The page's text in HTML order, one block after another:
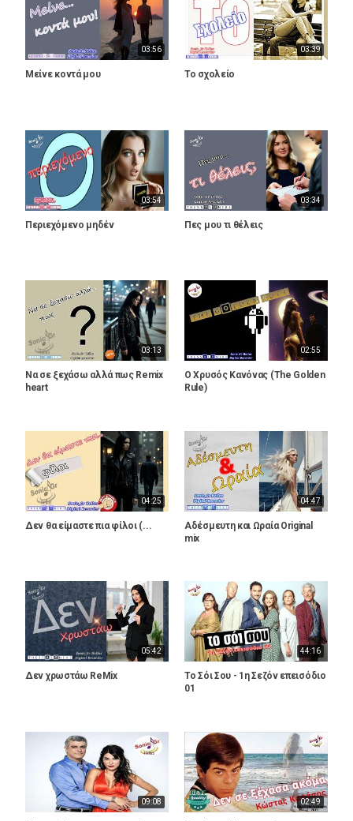
03:56
Μείνε κοντά μου
03:39
Το σχολείο
03:54
Περιεχόμενο μηδέν
03:34
Πες μου τι θέλεις
03:13
Να σε ξεχάσω αλλά πως Remix
heart
02:55
Ο Χρυσός Κανόνας (The Golden
Rule)
04:25
Δεν θα είμαστε πια φίλοι (...
04:47
Αδέσμευτη και Ωραία Original
mix
05:42
Δεν χρωστάω ReMix
44:16
Το Σόι Σου - 1η Σεζόν επεισόδιο
01
09:08 02:49